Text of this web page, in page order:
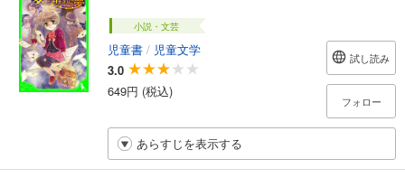
小説・文芸
児童書 / 児童文学
3.0
649円 (税込)
試し読み
フォロー
あらすじを表示する